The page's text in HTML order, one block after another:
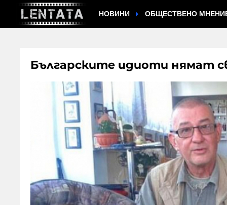
НОВИНИ ОБЩЕСТВЕНО
Българските идиоти нямат